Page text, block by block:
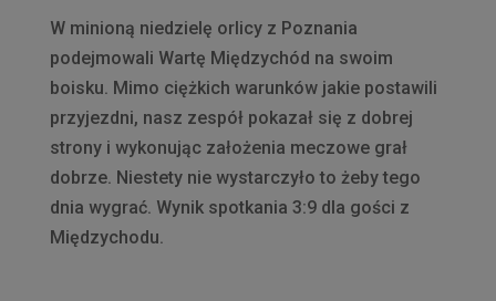
W minioną niedzielę orlicy z Poznania
podejmowali Wartę Międzychód na swoim
boisku. Mimo ciężkich warunków jakie postawili
przyjezdni, nasz zespół pokazał się z dobrej
strony i wykonując założenia meczowe grał
dobrze. Niestety nie wystarczyło to żeby tego
dnia wygrać. Wynik spotkania 3:9 dla gości z
Międzychodu.